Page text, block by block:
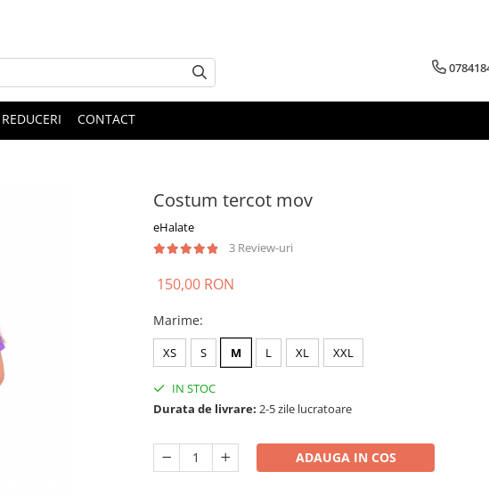
REDUCERI CONTACT
Costum tercot mov
eHalate
3 Review-uri
150,00 RON
Marime:
XS S M L XL XXL
IN STOC
Durata de livrare: 2-5 zile lucratoare
ADAUGA IN COS